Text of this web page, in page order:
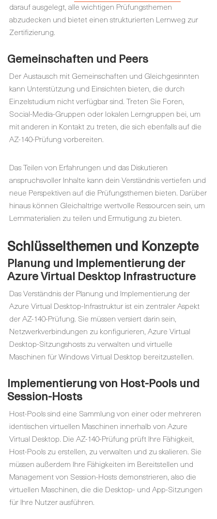
darauf ausgelegt, alle wichtigen Prüfungsthemen
abzudecken und bietet einen strukturierten Lernweg zur
Zertifizierung.
Gemeinschaften und Peers
Der Austausch mit Gemeinschaften und Gleichgesinnten
kann Unterstützung und Einsichten bieten, die durch
Einzelstudium nicht verfügbar sind. Treten Sie Foren,
Social-Media-Gruppen oder lokalen Lerngruppen bei, um
mit anderen in Kontakt zu treten, die sich ebenfalls auf die
AZ-140-Prüfung vorbereiten.
Das Teilen von Erfahrungen und das Diskutieren
anspruchsvoller Inhalte kann dein Verständnis vertiefen und
neue Perspektiven auf die Prüfungsthemen bieten. Darüber
hinaus können Gleichaltrige wertvolle Ressourcen sein, um
Lernmaterialien zu teilen und Ermutigung zu bieten.
Schlüsselthemen und Konzepte
Planung und Implementierung der
Azure Virtual Desktop Infrastructure
Das Verständnis der Planung und Implementierung der
Azure Virtual Desktop-Infrastruktur ist ein zentraler Aspekt
der AZ-140-Prüfung. Sie müssen versiert darin sein,
Netzwerkverbindungen zu konfigurieren, Azure Virtual
Desktop-Sitzungshosts zu verwalten und virtuelle
Maschinen für Windows Virtual Desktop bereitzustellen.
Implementierung von Host-Pools und
Session-Hosts
Host-Pools sind eine Sammlung von einer oder mehreren
identischen virtuellen Maschinen innerhalb von Azure
Virtual Desktop. Die AZ-140-Prüfung prüft Ihre Fähigkeit,
Host-Pools zu erstellen, zu verwalten und zu skalieren. Sie
müssen außerdem Ihre Fähigkeiten im Bereitstellen und
Management von Session-Hosts demonstrieren, also die
virtuellen Maschinen, die die Desktop- und App-Sitzungen
für Ihre Nutzer ausführen.